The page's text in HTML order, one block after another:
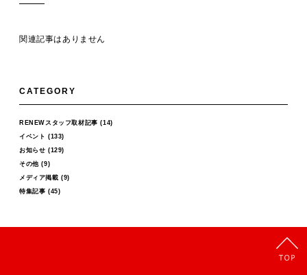
関連記事はありません
CATEGORY
RENEWスタッフ取材記事 (14)
イベント (133)
お知らせ (129)
その他(9)
メディア掲載 (9)
特集記事 (45)